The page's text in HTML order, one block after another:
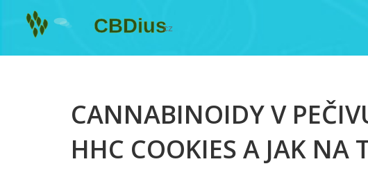
CANNABINOIDY V
HHC COOKIES A JAK NA